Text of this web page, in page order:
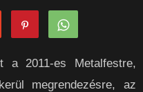
a 2011-es Metalfestre,
megrendezésre, az